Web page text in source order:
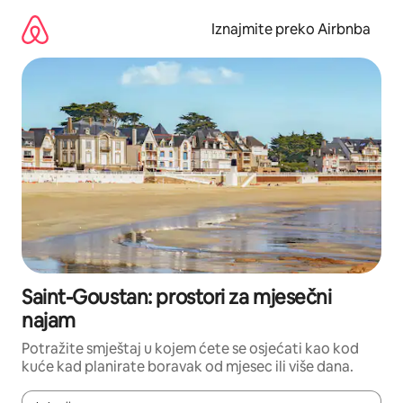
sadržaj
Iznajmite preko Airbnba
Saint-Goustan: prostori za mjesečni
najam
Potražite smještaj u kojem ćete se osjećati kao kod
kuće kad planirate boravak od mjesec ili više dana.